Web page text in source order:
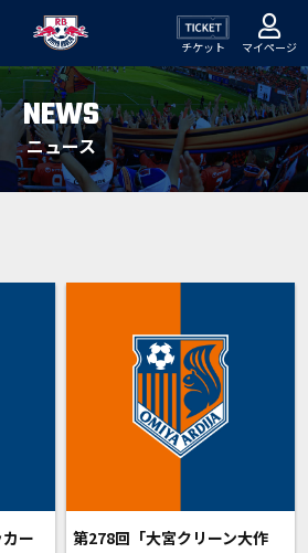
チケット マイページ
NEWS
ニュース
ー
第278回「大宮クリーン大作